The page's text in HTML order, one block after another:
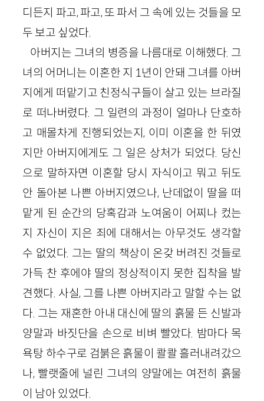
디든지 파고, 파고, 또 파서 그 속에 있는 것들을 모
두 보고 싶었다.
아버지는 그녀의 병증을 나름대로 이해했다. 그
녀의 어머니는 이혼한 지 1년이 안돼 그녀를 아버
지에게 떠맡기고 친정식구들이 살고 있는 브라질
로 떠나버렸다. 그 일련의 과정이 얼마나 단호하
고 매몰차게 진행되었는지, 이미 이혼을 한 뒤였
지만 아버지에게도 그 일은 상처가 되었다. 당신
으로 말하자면 이혼할 당시 자식이고 뭐고 뒤도
안 돌아본 나쁜 아버지였으나, 난데없이 딸을 떠
맡게 된 순간의 당혹감과 노여움이 어찌나 컸는
지 자신이 지은 죄에 대해서는 아무것도 생각할
수 없었다. 그는 딸의 책상이 온갖 버려진 것들로
가득 찬 후에야 딸의 정상적이지 못한 집착을 발
견했다. 사실, 그를 나쁜 아버지라고 말할 수는 없
다. 그는 재혼한 아내 대신에 딸의 흙물 든 신발과
양말과 바짓단을 손으로 비벼 빨았다. 밤마다 목
욕탕 하수구로 검붉은 흙물이 콸콸 흘러내려갔으
나, 빨랫줄에 널린 그녀의 양말에는 여전히 흙물
이 남아 있었다.